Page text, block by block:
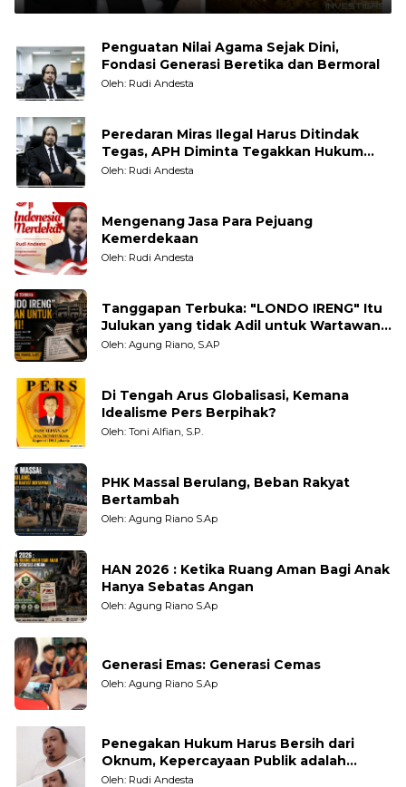
Penguatan Nilai Agama Sejak Dini,
Fondasi Generasi Beretika dan Bermoral
Oleh: Rudi Andesta
Peredaran Miras Ilegal Harus Ditindak
Tegas, APH Diminta Tegakkan Hukum
Tanpa Pandang Bulu
Oleh: Rudi Andesta
Mengenang Jasa Para Pejuang
Kemerdekaan
Oleh: Rudi Andesta
Tanggapan Terbuka: "LONDO IRENG" Itu
Julukan yang tidak Adil untuk Wartawan,
Pengamat dan LSM
Oleh: Agung Riano, S.AP
Di Tengah Arus Globalisasi, Kemana
Idealisme Pers Berpihak?
Oleh: Toni Alfian, S.P.
PHK Massal Berulang, Beban Rakyat
Bertambah
Oleh: Agung Riano S.Ap
HAN 2026 : Ketika Ruang Aman Bagi Anak
Hanya Sebatas Angan
Oleh: Agung Riano S.Ap
Generasi Emas: Generasi Cemas
Oleh: Agung Riano S.Ap
Penegakan Hukum Harus Bersih dari
Oknum, Kepercayaan Publik adalah
Taruhannya
Oleh: Rudi Andesta